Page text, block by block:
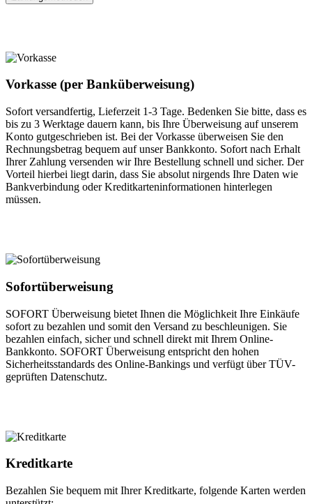
Vorkasse (per Banküberweisung)
Sofort versandfertig, Lieferzeit 1-3 Tage. Bedenken Sie bitte, dass es
bis zu 3 Werktage dauern kann, bis Ihre Überweisung auf unserem
Konto gutgeschrieben ist. Bei der Vorkasse überweisen Sie den
Rechnungsbetrag bequem auf unser Bankkonto. Sofort nach Erhalt
Ihrer Zahlung versenden wir Ihre Bestellung schnell und sicher. Der
Vorteil hierbei liegt darin, dass Sie absolut nirgends Ihre Daten wie
Bankverbindung oder Kreditkarteninformationen hinterlegen
müssen.
Sofortüberweisung
SOFORT Überweisung bietet Ihnen die Möglichkeit Ihre Einkäufe
sofort zu bezahlen und somit den Versand zu beschleunigen. Sie
bezahlen einfach, sicher und schnell direkt mit Ihrem Online-
Bankkonto. SOFORT Überweisung entspricht den hohen
Sicherheitsstandards des Online-Bankings und verfügt über TÜV-
geprüften Datenschutz.
Kreditkarte
Bezahlen Sie bequem mit Ihrer Kreditkarte, folgende Karten werden